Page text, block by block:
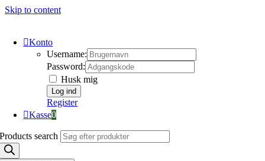
Skip to content
Konto
Username:
Password:
Husk mig
Register
Kasse0
Products search